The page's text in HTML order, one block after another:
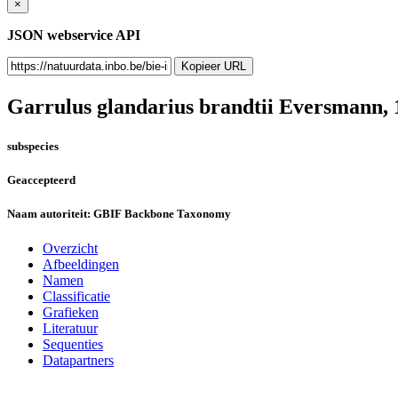
×
JSON webservice API
Kopieer URL
Garrulus glandarius brandtii Eversmann,
subspecies
Geaccepteerd
Naam autoriteit: GBIF Backbone Taxonomy
Overzicht
Afbeeldingen
Namen
Classificatie
Grafieken
Literatuur
Sequenties
Datapartners